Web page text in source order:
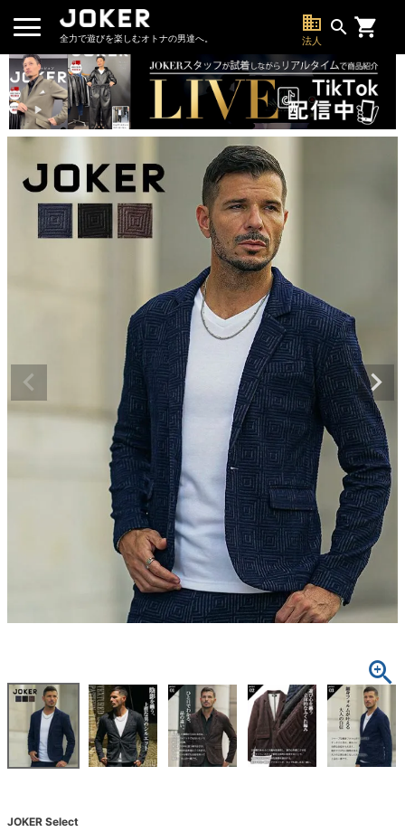
全力で遊びを楽しむオトナの男達へ。
business
法人
search
JOKER Select